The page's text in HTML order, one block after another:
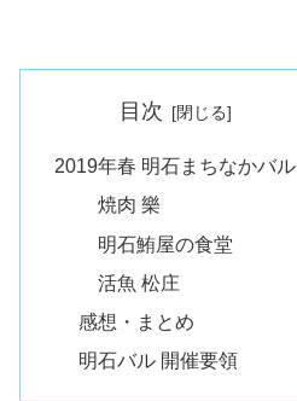
目次
2019年春 明石まちなかバル
焼肉 樂
明石鮪屋の食堂
活魚 松庄
感想・まとめ
明石バル 開催要領